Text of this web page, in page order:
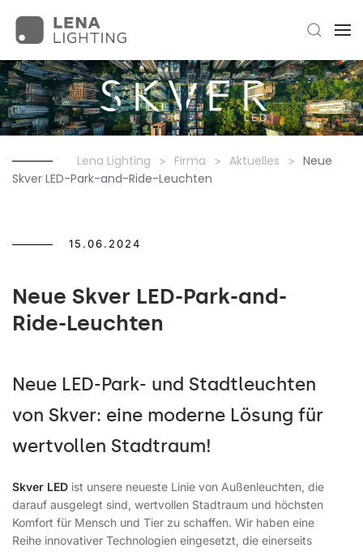
Lena Lighting Firma Aktuelles
Neue
Skver LED-Park-and-Ride-Leuchten
15.06.2024
Neue Skver LED-Park-and-
Ride-Leuchten
Neue LED-Park- und Stadtleuchten
von Skver: eine moderne Lösung für
wertvollen Stadtraum!
Skver LED ist unsere neueste Linie von Außenleuchten, die
darauf ausgelegt sind, wertvollen Stadtraum und höchsten
Komfort für Mensch und Tier zu schaffen. Wir haben eine
Reihe innovativer Technologien eingesetzt, die einerseits